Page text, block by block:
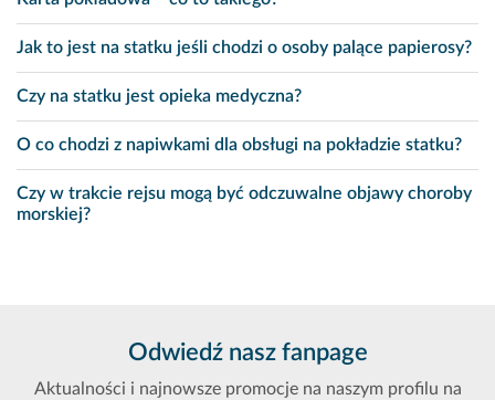
Jak to jest na statku jeśli chodzi o osoby palące papierosy?
Czy na statku jest opieka medyczna?
O co chodzi z napiwkami dla obsługi na pokładzie statku?
Czy w trakcie rejsu mogą być odczuwalne objawy choroby
morskiej?
Odwiedź nasz fanpage
Aktualności i najnowsze promocje na naszym profilu na